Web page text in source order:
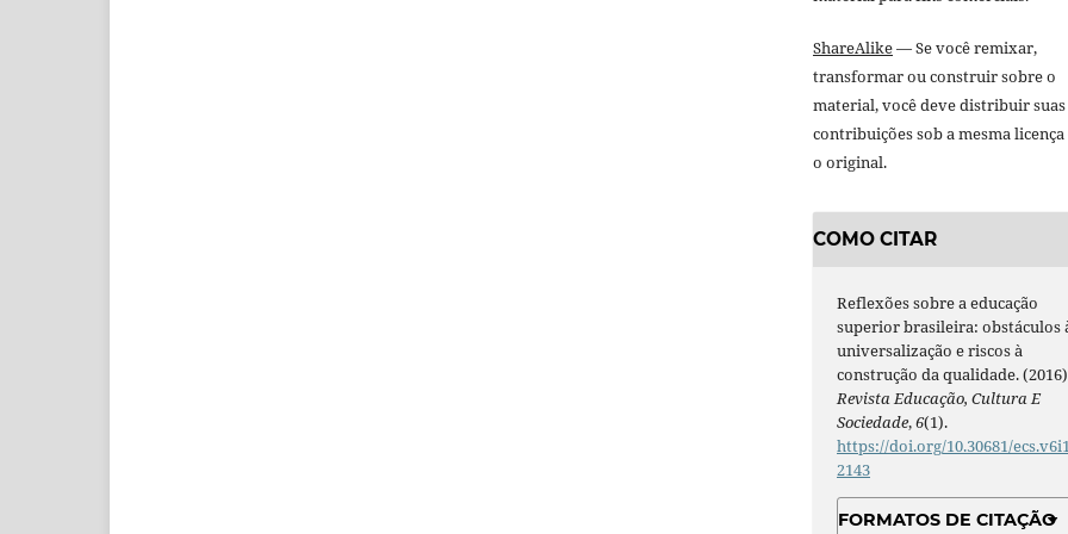
ShareAlike— Se você remixar,
transformar ou construir sobre o
material, você deve distribuir suas
contribuições sob a mesma licença
o original.
COMO CITAR
Reflexões sobre a educação
superior brasileira: obstáculos
universalização e riscos à
construção da qualidade.
Revista Educação, Cultura E
Sociedade,6(1).
https://doi.org/10.30681/
2143
FORMATOS DE CITAÇÃO